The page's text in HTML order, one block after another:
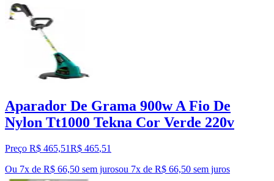
Aparador De Grama 900w A Fio De
Nylon Tt1000 Tekna Cor Verde 220v
Preço R$ 465,51R$ 465,51
Ou 7x de R$ 66,50 sem jurosou 7x de R$ 66,50 sem juros